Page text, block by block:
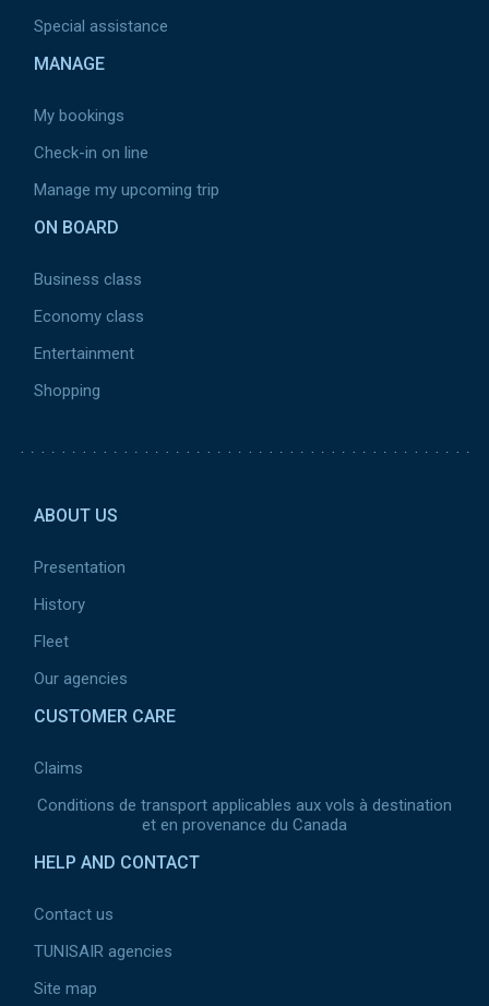
Special assistance
MANAGE
My bookings
Check-in on line
Manage my upcoming trip
ON BOARD
Business class
Economy class
Entertainment
Shopping
ABOUT US
Presentation
History
Fleet
Our agencies
CUSTOMER CARE
Claims
Conditions de transport applicables aux vols à destination
et en provenance du Canada
HELP AND CONTACT
Contact us
TUNISAIR agencies
Site map